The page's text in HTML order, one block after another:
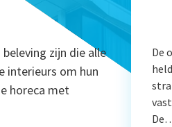
zijn die alle
interieurs om hun
horeca met
De